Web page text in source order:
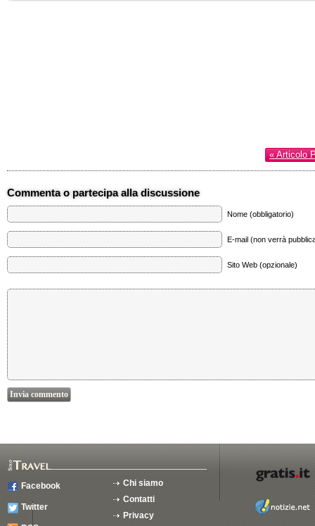
« Articolo
Commenta o partecipa alla discussione
Nome (obbligatorio)
E-mail (non verrà
Sito Web (opzionale)
Facebook
Twitter
Chi siamo
Contatti
Privacy